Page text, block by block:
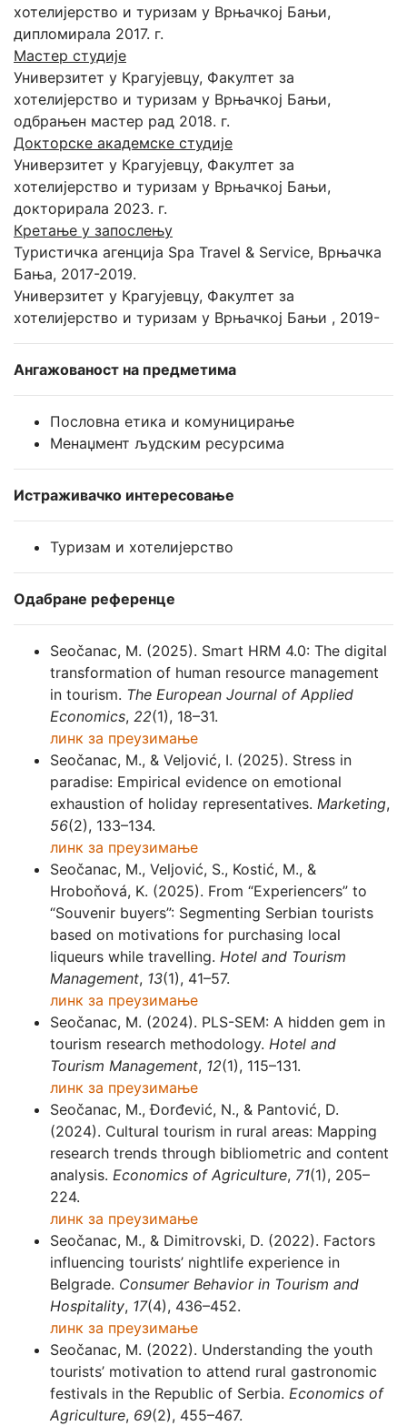
хотелијерство и туризам у Врњачкој Бањи,
дипломирала 2017. г.
Мастер студије
Универзитет у Крагујевцу, Факултет за
хотелијерство и туризам у Врњачкој Бањи,
одбрањен мастер рад 2018. г.
Докторске академске студије
Универзитет у Крагујевцу, Факултет за
хотелијерство и туризам у Врњачкој Бањи,
докторирала 2023. г.
Кретање у запослењу
Туристичка агенција Spa Travel & Service, Врњачка
Бања, 2017-2019.
Универзитет у Крагујевцу, Факултет за
хотелијерство и туризам у Врњачкој Бањи , 2019-
Ангажованост на предметима
Пословна етика и комуницирање
Менаџмент људским ресурсима
Истраживачко интересовање
Туризам и хотелијерство
Одабране референце
Seočanac, M. (2025). Smart HRM 4.0: The digital
transformation of human resource management
in tourism. The European Journal of Applied
Economics, 22(1), 18–31.
линк за преузимање
Seočanac, M., & Veljović, I. (2025). Stress in
paradise: Empirical evidence on emotional
exhaustion of holiday representatives. Marketing,
56(2), 133–134.
линк за преузимање
Seočanac, M., Veljović, S., Kostić, M., &
Hroboňová, K. (2025). From “Experiencers” to
“Souvenir buyers”: Segmenting Serbian tourists
based on motivations for purchasing local
liqueurs while travelling. Hotel and Tourism
Management, 13(1), 41–57.
линк за преузимање
Seočanac, M. (2024). PLS-SEM: A hidden gem in
tourism research methodology. Hotel and
Tourism Management, 12(1), 115–131.
линк за преузимање
Seočanac, M., Đorđević, N., & Pantović, D.
(2024). Cultural tourism in rural areas: Mapping
research trends through bibliometric and content
analysis. Economics of Agriculture, 71(1), 205–
224.
линк за преузимање
Seočanac, M., & Dimitrovski, D. (2022). Factors
influencing tourists’ nightlife experience in
Belgrade. Consumer Behavior in Tourism and
Hospitality, 17(4), 436–452.
линк за преузимање
Seočanac, M. (2022). Understanding the youth
tourists’ motivation to attend rural gastronomic
festivals in the Republic of Serbia. Economics of
Agriculture, 69(2), 455–467.